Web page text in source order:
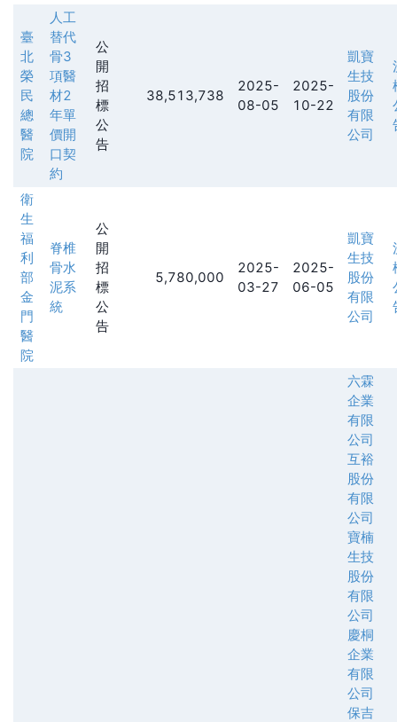
臺
北
榮
民
總
醫
院
人工
替代
骨3
項醫
材2
年單
價開
口契
約
公
開
招
標
公
告
38,513,738
2025-
08-05
2025-
10-22
凱寶
生技
股份
有限
公司
衛
生
福
利
部
金
門
醫
院
脊椎
骨水
泥系
統
公
開
招
標
公
告
5,780,000
2025-
03-27
2025-
06-05
凱寶
生技
股份
有限
公司
六霖
企業
有限
公司
互裕
股份
有限
公司
寶楠
生技
股份
有限
公司
慶桐
企業
有限
公司
保吉